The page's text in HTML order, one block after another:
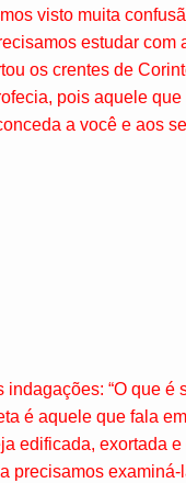
visto muita
estudar com
os crentes de
pois aquele
a você e aos
“O que é
é aquele que fala
edificada, exortada e
precisamos